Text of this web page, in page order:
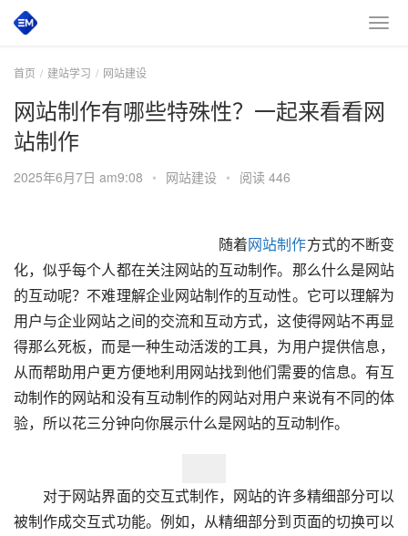
首页 建站学习 网站建设
网站制作有哪些特殊性？一起来看看网
站制作
2025年6月7日 am9:08 • 网站建设 • 阅读 446
随着网站制作方式的不断变
化，似乎每个人都在关注网站的互动制作。那么什么是网站
的互动呢？不难理解企业网站制作的互动性。它可以理解为
用户与企业网站之间的交流和互动方式，这使得网站不再显
得那么死板，而是一种生动活泼的工具，为用户提供信息，
从而帮助用户更方便地利用网站找到他们需要的信息。有互
动制作的网站和没有互动制作的网站对用户来说有不同的体
验，所以花三分钟向你展示什么是网站的互动制作。
对于网站界面的交互式制作，网站的许多精细部分可以
被制作成交互式功能。例如，从精细部分到页面的切换可以